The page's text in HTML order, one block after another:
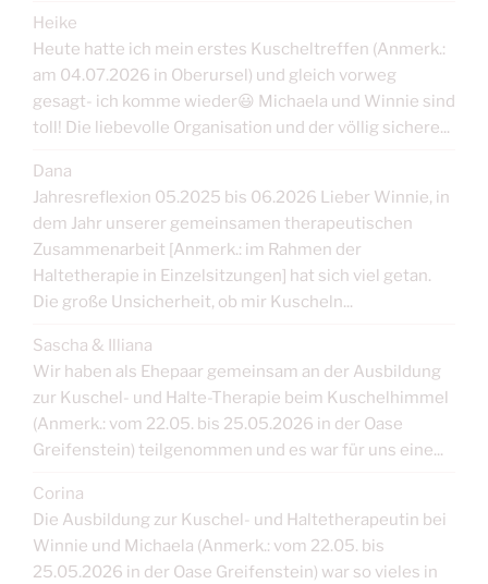
Heike
Heute hatte ich mein erstes Kuscheltreffen (Anmerk.:
am 04.07.2026 in Oberursel) und gleich vorweg
gesagt- ich komme wieder😃 Michaela und Winnie sind
toll! Die liebevolle Organisation und der völlig sichere...
Dana
Jahresreflexion 05.2025 bis 06.2026 Lieber Winnie, in
dem Jahr unserer gemeinsamen therapeutischen
Zusammenarbeit [Anmerk.: im Rahmen der
Haltetherapie in Einzelsitzungen] hat sich viel getan.
Die große Unsicherheit, ob mir Kuscheln...
Sascha & Illiana
Wir haben als Ehepaar gemeinsam an der Ausbildung
zur Kuschel- und Halte-Therapie beim Kuschelhimmel
(Anmerk.: vom 22.05. bis 25.05.2026 in der Oase
Greifenstein) teilgenommen und es war für uns eine...
Corina
Die Ausbildung zur Kuschel- und Haltetherapeutin bei
Winnie und Michaela (Anmerk.: vom 22.05. bis
25.05.2026 in der Oase Greifenstein) war so vieles in